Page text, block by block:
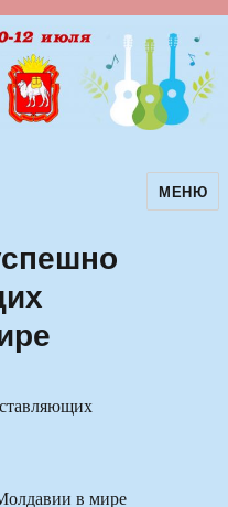
авторскойМЕНЮ
в мире